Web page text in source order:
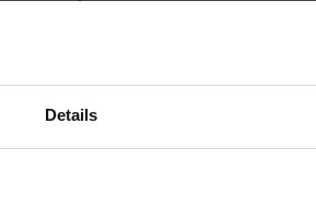
Details